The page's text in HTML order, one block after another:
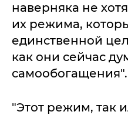
наверняка не
их режима,
единственной
как они сейчас
самообогащения".
"Этот режим, так